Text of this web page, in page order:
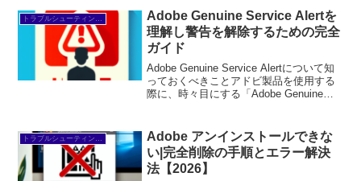
ください！この記事では、初心者ユーザ
ーの皆さんが抱え...
Adobe Genuine Service Alertを
理解し警告を解除するための完全
ガイド
Adobe Genuine Service Alertについて知
っておくべきことアドビ製品を使用する
際に、時々目にする「Adobe Genuine
不安に...
Adobe アンインストールできな
い|完全削除の手順とエラー解決
法【2026】